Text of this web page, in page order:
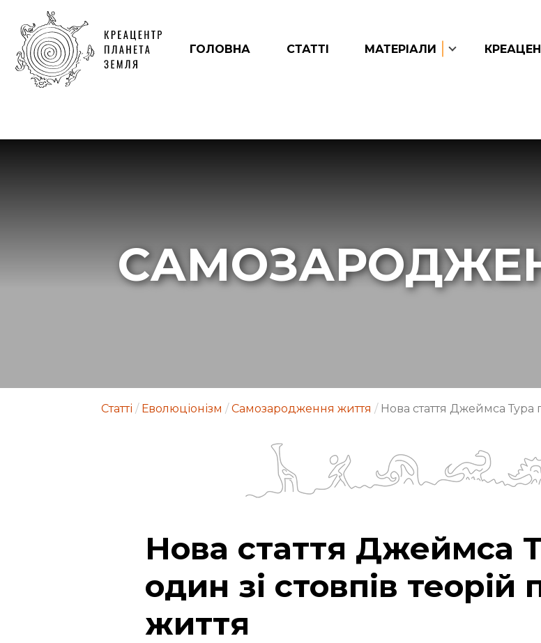
ГОЛОВНА СТАТТІ МАТЕРІАЛИ
Статті / Еволюціонізм / Самозародження життя / Нова стаття Джеймса Тура
Нова стаття Джеймса
один зі стовпів
життя